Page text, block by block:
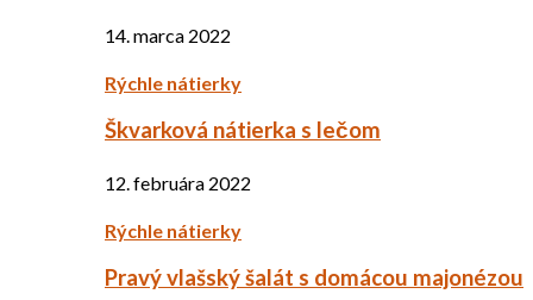
14. marca 2022
Rýchle nátierky
Škvarková nátierka s lečom
12. februára 2022
Rýchle nátierky
Pravý vlašský šalát s domácou majonézou